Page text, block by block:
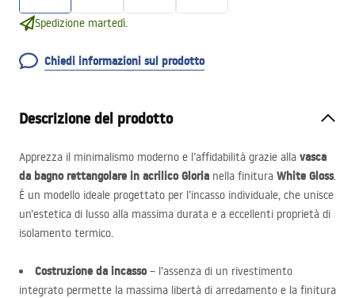
Spedizione martedì.
Chiedi informazioni sul prodotto
Descrizione del prodotto
Apprezza il minimalismo moderno e l’affidabilità grazie alla vasca
da bagno rettangolare in acrilico Gloria nella finitura White Gloss.
È un modello ideale progettato per l’incasso individuale, che unisce
un’estetica di lusso alla massima durata e a eccellenti proprietà di
isolamento termico.
Costruzione da incasso– l’assenza di un rivestimento
integrato permette la massima libertà di arredamento e la finitura